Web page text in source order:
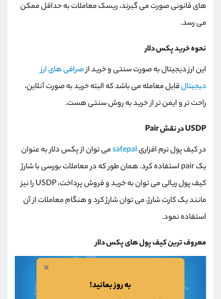
های قانونی صورت می گیرند، ریسک معاملات به حداقل ممکن
می رسد.
نحوه خرید پکس دلار
این ارز دیجیتال به صورت سنتی و خرید ازصرافی های ارز
دیجیتالقابل معامله می باشد که البته خرید به صورت آنلاین،
راحت تر و ایمن تر از خرید به روش سنتی هست.
USDP در نقش Pair
در کیف پول نرم افزاریsafepalمی توان از پکس دلار به عنوان
یک pair استفاده کرد. همان طور که در معاملات بورسی با شارژ
کیف پول ریالی می توان به خرید و فروش پرداخت، USDP را نیز
مانند یک کارت شارژ، می توان شارژ کرد و هنگام معاملات از آن
استفاده نمود.
معروف ترین کیف پول های پکس دلار
×
به روز بمانید!